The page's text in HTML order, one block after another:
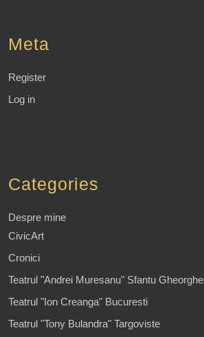
Meta
Register
Log in
Categories
Despre mine
CivicArt
Cronici
Teatrul "Andrei Muresanu" Sfantu Gheorghe
Teatrul "Ion Creanga" Bucuresti
Teatrul "Tony Bulandra" Targoviste